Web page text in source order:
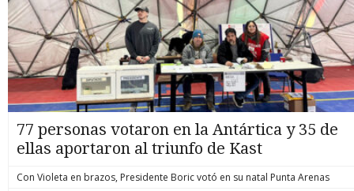
77 personas votaron en la Antártica y 35 de
ellas aportaron al triunfo de Kast
Con Violeta en brazos, Presidente Boric votó en su natal Punta Arenas